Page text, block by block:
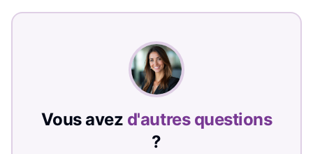
Vous avez d'autres questions
?